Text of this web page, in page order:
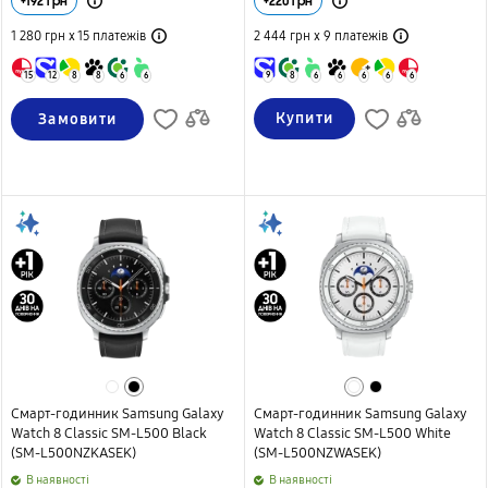
1 280 грн х 15 платежів
15 12 8 8 6 6
Замовити
2 444 грн х 9 платежів
9 8 6 6 6 6 6
Купити
Смарт-годинник Samsung Galaxy
Watch 8 Classic SM-L500 Black
(SM-L500NZKASEK)
B наявності
Смарт-годинник Samsung Galaxy
Watch 8 Classic SM-L500 White
(SM-L500NZWASEK)
B наявності